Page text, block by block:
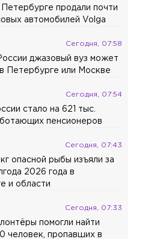
продали почти
автомобилей Volga
Сегодня, 07:58
джазовый вуз может
Петербурге или Москве
Сегодня, 07:54
стало на 621 тыс.
пенсионеров
Сегодня, 07:43
опасной рыбы изъяли за
2026 года в
и области
Сегодня, 07:33
помогли найти
человек, пропавших в